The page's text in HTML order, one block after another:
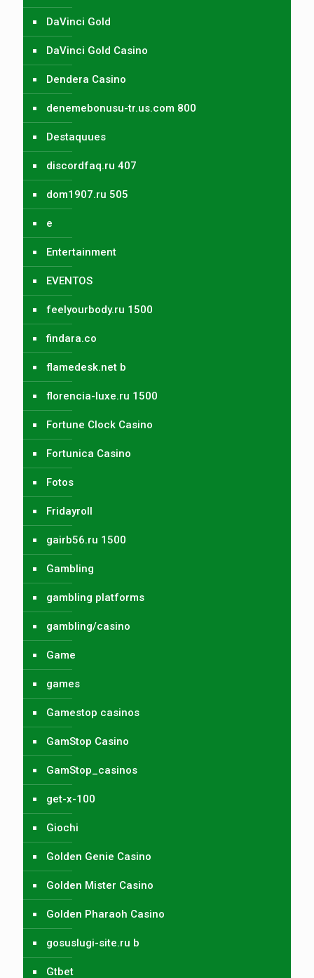
DaVinci Gold
DaVinci Gold Casino
Dendera Casino
denemebonusu-tr.us.com 800
Destaquues
discordfaq.ru 407
dom1907.ru 505
e
Entertainment
EVENTOS
feelyourbody.ru 1500
findara.co
flamedesk.net b
florencia-luxe.ru 1500
Fortune Clock Casino
Fortunica Casino
Fotos
Fridayroll
gairb56.ru 1500
Gambling
gambling platforms
gambling/casino
Game
games
Gamestop casinos
GamStop Casino
GamStop_casinos
get-x-100
Giochi
Golden Genie Casino
Golden Mister Casino
Golden Pharaoh Casino
gosuslugi-site.ru b
Gtbet